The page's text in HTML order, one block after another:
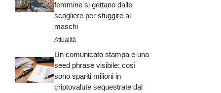
femmine si gettano dalle
scogliere per sfuggire ai
maschi
Attualità
Un comunicato stampa e una
seed phrase visibile: così
sono spariti milioni in
criptovalute sequestrate dal